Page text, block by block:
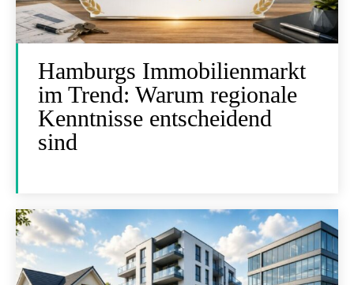
Hamburgs Immobilienmarkt
im Trend: Warum regionale
Kenntnisse entscheidend
sind